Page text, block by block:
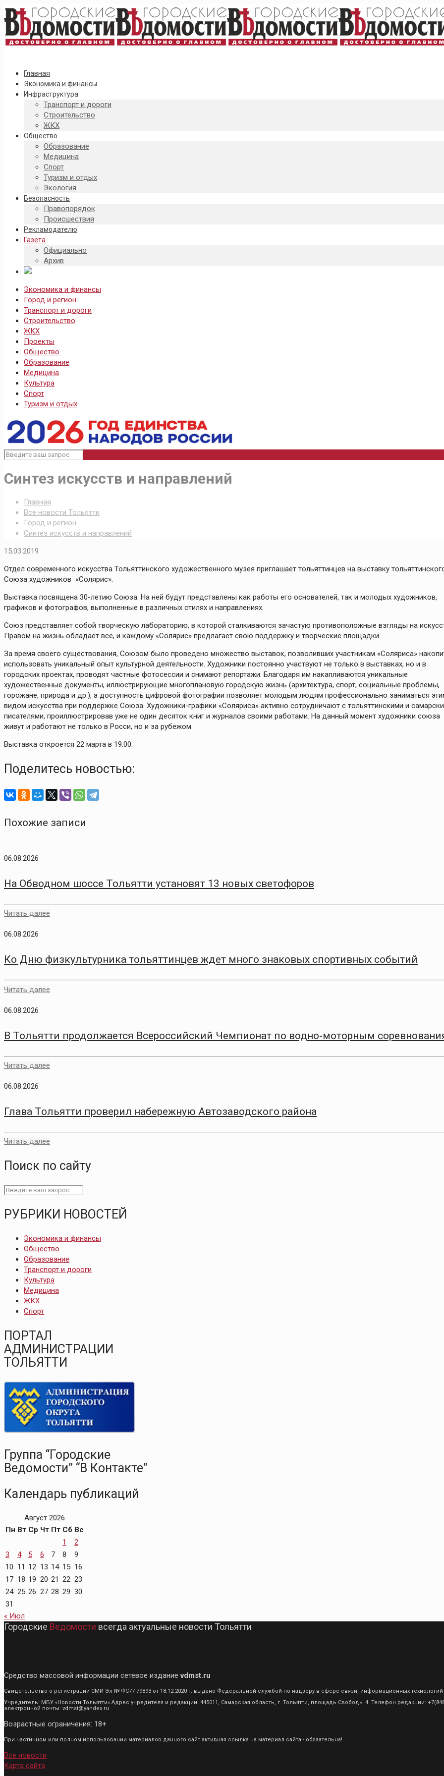
Главная
Экономика и финансы
Инфраструктура
Транспорт и дороги
Строительство
ЖКХ
Общество
Образование
Медицина
Спорт
Туризм и отдых
Экология
Безопасность
Правопорядок
Происшествия
Рекламодателю
Газета
Официально
Архив
Экономика и финансы
Город и регион
Транспорт и дороги
Строительство
ЖКХ
Проекты
Общество
Образование
Медицина
Культура
Спорт
Туризм и отдых
Синтез искусств и направлений
Главная
Все новости Тольятти
Город и регион
Синтез искусств и направлений
15.03.2019
Отдел современного искусства Тольяттинского художественного музея приглашает тольяттинцев на выставку
Союза художников «Солярис».
Выставка посвящена 30-летию Союза. На ней будут представлены как работы его основателей, так и молодых художников,
графиков и фотографов, выполненные в различных стилях и направлениях.
Союз представляет собой творческую лабораторию, в которой сталкиваются зачастую противоположные взгляды на
Правом на жизнь обладает всё, и каждому «Солярис» предлагает свою поддержку и творческие площадки.
За время своего существования, Союзом было проведено множество выставок, позволивших участникам «Соляриса»
использовать уникальный опыт культурной деятельности. Художники постоянно участвуют не только в выставках, но и в
городских проектах, проводят частные фотосессии и снимают репортажи. Благодаря им накапливаются уникальные
художественные документы, иллюстрирующие многоплановую городскую жизнь (архитектура, спорт, социальные проблемы,
горожане, природа и др.), а доступность цифровой фотографии позволяет молодым людям профессионально заниматься
видом искусства при поддержке Союза. Художники-графики «Соляриса» активно сотрудничают с тольяттинскими и
писателями, проиллюстрировав уже не один десяток книг и журналов своими работами. На данный момент художники союза
живут и работают не только в Росси, но и за рубежом.
Выставка откроется 22 марта в 19.00.
Поделитесь новостью:
Похожие записи
06.08.2026
На Обводном шоссе Тольятти установят 13 новых светофоров
Читать далее
06.08.2026
Ко Дню физкультурника тольяттинцев ждет много знаковых спортивных событий
Читать далее
06.08.2026
В Тольятти продолжается Всероссийский Чемпионат по водно-моторным
Читать далее
06.08.2026
Глава Тольятти проверил набережную Автозаводского района
Читать далее
Поиск по сайту
РУБРИКИ НОВОСТЕЙ
Экономика и финансы
Общество
Образование
Транспорт и дороги
Культура
Медицина
ЖКХ
Спорт
ПОРТАЛ
АДМИНИСТРАЦИИ
ТОЛЬЯТТИ
Группа “Городские
Ведомости” “В Контакте”
Календарь публикаций
Август 2026
Пн Вт Ср Чт Пт Сб Вс
1
2
3
4 5 6 7 8
9
10 11 12 13 14 15 16
17 18 19 20 21 22 23
24 25 26 27 28 29 30
31
« Июл
Городские Ведомости всегда актуальные новости Тольятти
Средство массовой информации сетевое изданиеvdmst.ru
Свидетельство о регистрации СМИ Эл № ФС77-79893 от 18.12.2020 г. выдано Федеральной службой по надзору в сфере связи, информационных
Учредитель: МБУ «Новости Тольятти» Адрес учредителя и редакции: 445011, Самарская область, г. Тольятти, площадь Свободы 4. Телефон редакции:
электронной почты: vdmst@yandex.ru
Возрастные ограничения: 18+
При частичном или полном использовании материалов данного сайт активная ссылка на материал сайта - обязательна!
Все новости
Карта сайта